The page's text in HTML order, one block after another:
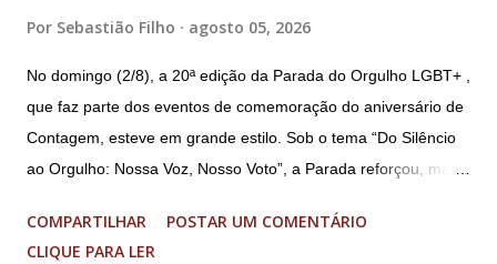
Por Sebastião Filho agosto 05, 2026
No domingo (2/8), a 20ª edição da Parada do Orgulho LGBT+ ,
que faz parte dos eventos de comemoração do aniversário de
Contagem, esteve em grande estilo. Sob o tema “Do Silêncio
ao Orgulho: Nossa Voz, Nosso Voto”, a Parada reforçou, mais
município. A concentração foi na Praça da Glória, que estava
COMPARTILHAR
POSTAR UM COMENTÁRIO
CLIQUE PARA LER